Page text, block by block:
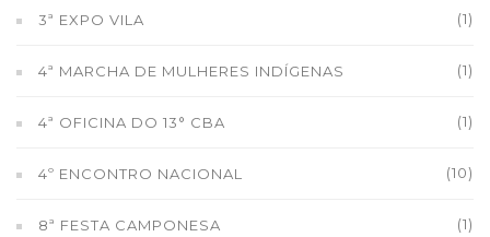
3ª EXPO VILA (1)
4ª MARCHA DE MULHERES INDÍGENAS (1)
4ª OFICINA DO 13° CBA (1)
4º ENCONTRO NACIONAL (10)
8ª FESTA CAMPONESA (1)